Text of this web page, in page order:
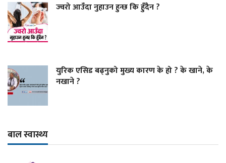
ज्वरो आउँदा नुहाउन हुन्छ कि हुँदैन ?
युरिक एसिड बढ्नुको मुख्य कारण के हो ? के खाने, के
नखाने ?
बाल स्वास्थ्य